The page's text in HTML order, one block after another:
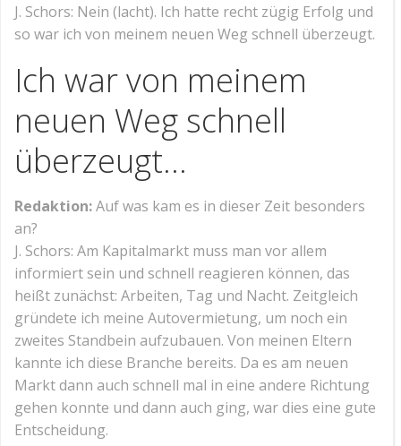
J. Schors: Nein (lacht). Ich hatte recht zügig Erfolg und
so war ich von meinem neuen Weg schnell überzeugt.
Ich war von meinem
neuen Weg schnell
überzeugt…
Redaktion:Auf was kam es in dieser Zeit besonders
an?
J. Schors: Am Kapitalmarkt muss man vor allem
informiert sein und schnell reagieren können, das
heißt zunächst: Arbeiten, Tag und Nacht. Zeitgleich
gründete ich meine Autovermietung, um noch ein
zweites Standbein aufzubauen. Von meinen Eltern
kannte ich diese Branche bereits. Da es am neuen
Markt dann auch schnell mal in eine andere Richtung
gehen konnte und dann auch ging, war dies eine gute
Entscheidung.